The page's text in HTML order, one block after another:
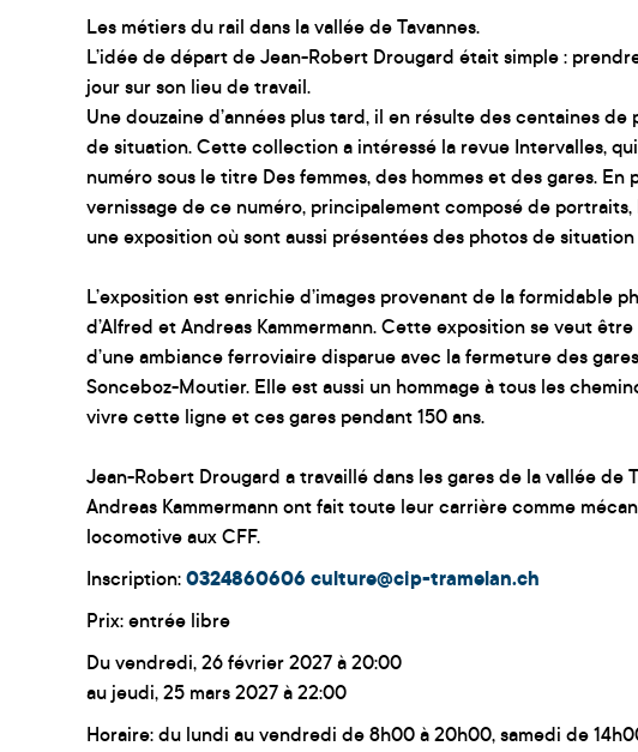
Les métiers du rail dans la vallée de Tavannes.
L’idée de départ de Jean-Robert Drougard était simple :
jour sur son lieu de travail.
Une douzaine d’années plus tard, il en résulte des centaines
de situation. Cette collection a intéressé la revue Intervalles,
numéro sous le titre Des femmes, des hommes et des gares. En
vernissage de ce numéro, principalement composé de portraits,
une exposition où sont aussi présentées des photos de
L’exposition est enrichie d’images provenant de la formidable
d’Alfred et Andreas Kammermann. Cette exposition se veut
d’une ambiance ferroviaire disparue avec la fermeture des
Sonceboz-Moutier. Elle est aussi un hommage à tous les
vivre cette ligne et ces gares pendant 150 ans.
Jean-Robert Drougard a travaillé dans les gares de la vallée de
Andreas Kammermann ont fait toute leur carrière comme
locomotive aux CFF.
Inscription: 0324860606 culture@cip-tramelan.ch
Prix: entrée libre
Du vendredi, 26 février 2027 à 20:00
au jeudi, 25 mars 2027 à 22:00
Horaire: du lundi au vendredi de 8h00 à 20h00, samedi de